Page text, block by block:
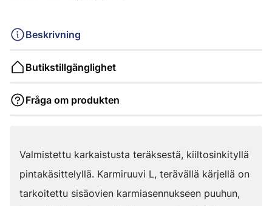
Beskrivning
Butikstillgänglighet
Fråga om produkten
Valmistettu karkaistusta teräksestä, kiiltosinkityllä
pintakäsittelyllä. Karmiruuvi L, terävällä kärjellä on
tarkoitettu sisäovien karmiasennukseen puuhun,